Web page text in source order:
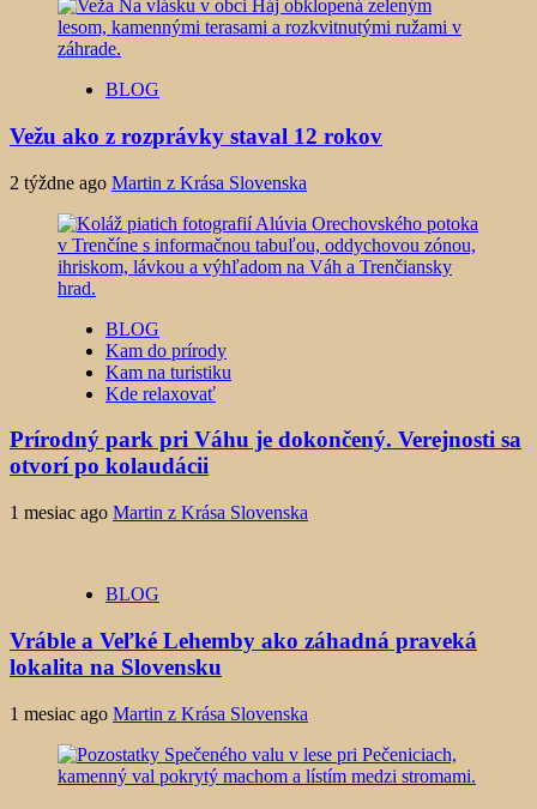
BLOG
Vežu ako z rozprávky staval 12 rokov
2 týždne ago Martin z Krása Slovenska
BLOG
Kam do prírody
Kam na turistiku
Kde relaxovať
Prírodný park pri Váhu je dokončený. Verejnosti sa
otvorí po kolaudácii
1 mesiac ago Martin z Krása Slovenska
BLOG
Vráble a Veľké Lehemby ako záhadná praveká
lokalita na Slovensku
1 mesiac ago Martin z Krása Slovenska